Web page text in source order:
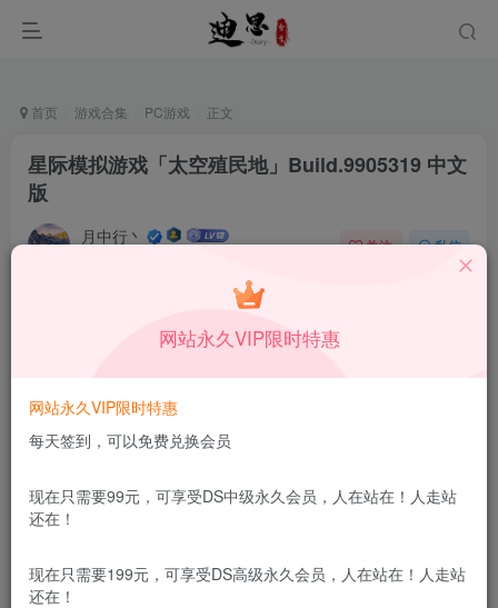
首页 游戏合集 PC游戏 正文
星际模拟游戏「太空殖民地」Build.9905319 中文
版
月中行丶 关注 私信
星际模拟游戏「太空殖民地」Build.9905319 中文版
此内容为免费资源，请登录后查看
本站付费资源为网络虚拟产品，由于网络资源具有极快的可复制性，
于商业用途。如有侵权、不妥之处，请第一时间联系我们删
除！
网站永久VIP限时特惠
网站永久VIP限时特惠
每天签到，可以免费兑换会员
现在只需要99元，可享受DS中级永久会员，人在站在！人走站
还在！
现在只需要199元，可享受DS高级永久会员，人在站在！人走站
还在！